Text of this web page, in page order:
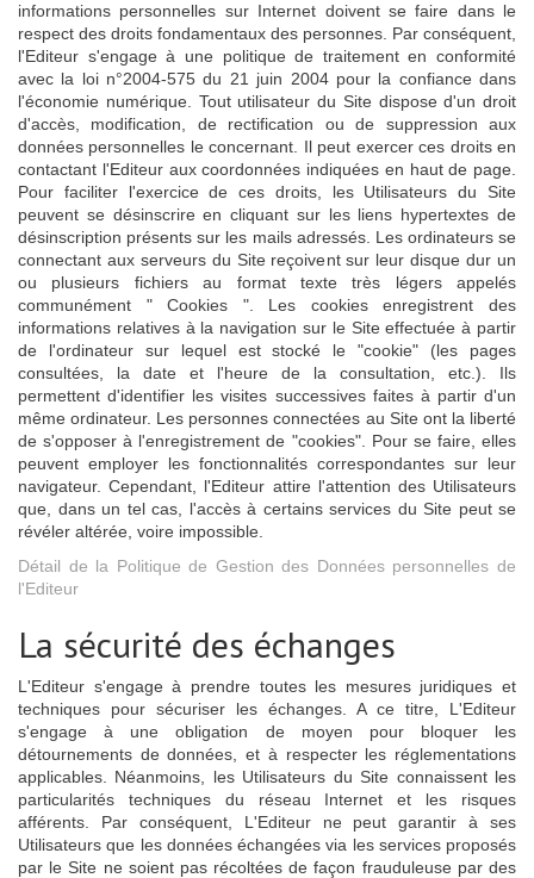
informations personnelles sur Internet doivent se faire dans le
respect des droits fondamentaux des personnes. Par conséquent,
l'Editeur s'engage à une politique de traitement en conformité
avec la loi n°2004-575 du 21 juin 2004 pour la confiance dans
l'économie numérique. Tout utilisateur du Site dispose d'un droit
d'accès, modification, de rectification ou de suppression aux
données personnelles le concernant. Il peut exercer ces droits en
contactant l'Editeur aux coordonnées indiquées en haut de page.
Pour faciliter l'exercice de ces droits, les Utilisateurs du Site
peuvent se désinscrire en cliquant sur les liens hypertextes de
désinscription présents sur les mails adressés. Les ordinateurs se
connectant aux serveurs du Site reçoivent sur leur disque dur un
ou plusieurs fichiers au format texte très légers appelés
communément " Cookies ". Les cookies enregistrent des
informations relatives à la navigation sur le Site effectuée à partir
de l'ordinateur sur lequel est stocké le "cookie" (les pages
consultées, la date et l'heure de la consultation, etc.). Ils
permettent d'identifier les visites successives faites à partir d'un
même ordinateur. Les personnes connectées au Site ont la liberté
de s'opposer à l'enregistrement de "cookies". Pour se faire, elles
peuvent employer les fonctionnalités correspondantes sur leur
navigateur. Cependant, l'Editeur attire l'attention des Utilisateurs
que, dans un tel cas, l'accès à certains services du Site peut se
révéler altérée, voire impossible.
Détail de la Politique de Gestion des Données personnelles de
l'Editeur
La sécurité des échanges
L'Editeur s'engage à prendre toutes les mesures juridiques et
techniques pour sécuriser les échanges. A ce titre, L'Editeur
s'engage à une obligation de moyen pour bloquer les
détournements de données, et à respecter les réglementations
applicables. Néanmoins, les Utilisateurs du Site connaissent les
particularités techniques du réseau Internet et les risques
afférents. Par conséquent, L'Editeur ne peut garantir à ses
Utilisateurs que les données échangées via les services proposés
par le Site ne soient pas récoltées de façon frauduleuse par des